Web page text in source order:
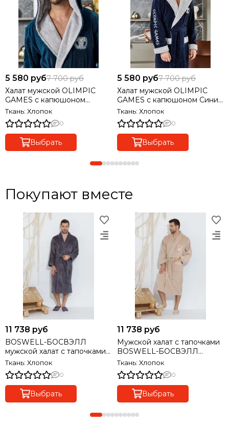
5 580 руб7 700 руб
Халат мужской OLIMPIC
GAMES с капюшоном
Морская волна POLENS
Турция
Ткань: Хлопок
0
Выбрать
5 580 руб7 700 руб
Халат мужской OLIMPIC
GAMES с капюшоном Синий
POLENS Турция
Ткань: Хлопок
0
Выбрать
Покупают вместе
11 738 руб
BOSWELL-БОСВЭЛЛ
мужской халат с тапочками
Maison Dor Турция
Ткань: Хлопок
0
Выбрать
11 738 руб
Мужской халат с тапочками
BOSWELL-БОСВЭЛЛ
бежевый Maison Dor Турция
Ткань: Хлопок
0
Выбрать